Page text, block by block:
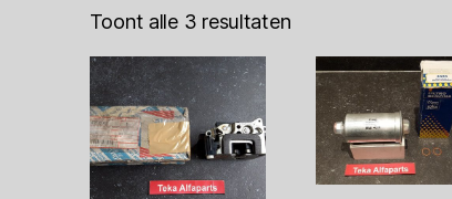
Toont alle 3 resultaten